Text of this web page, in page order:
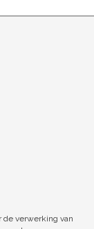
de verwerking van